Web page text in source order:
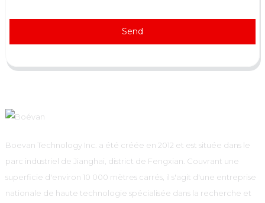
Send
Boevan Technology Inc. a été créée en 2012 et est située dans le
parc industriel de Jianghai, district de Fengxian. Couvrant une
superficie d'environ 10 000 mètres carrés, il s'agit d'une entreprise
nationale de haute technologie spécialisée dans la recherche et